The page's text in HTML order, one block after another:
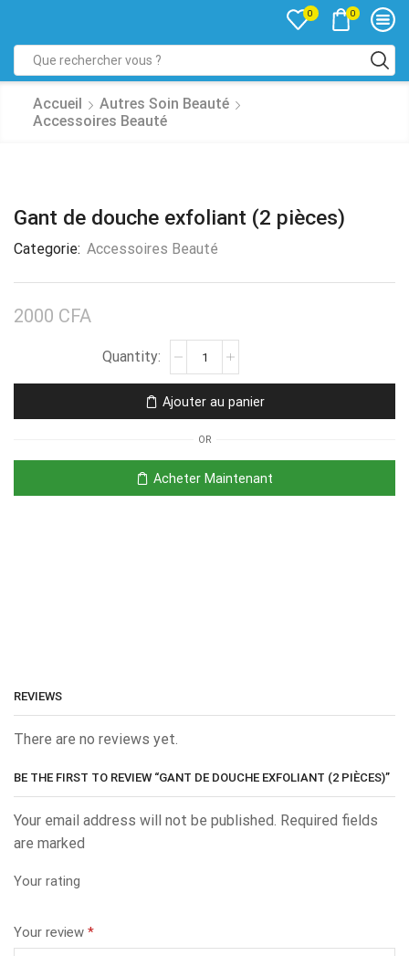
0 0
Accueil
Autres Soin Beauté
Accessoires Beauté
Gant de douche exfoliant (2 pièces)
Categorie: Accessoires Beauté
2000 CFA
Ajouter au panier
OR
Acheter Maintenant
REVIEWS
There are no reviews yet.
BE THE FIRST TO REVIEW “GANT DE DOUCHE EXFOLIANT (2 PIÈCES)”
Your email address will not be published. Required fields
are marked
Your rating
Your review *